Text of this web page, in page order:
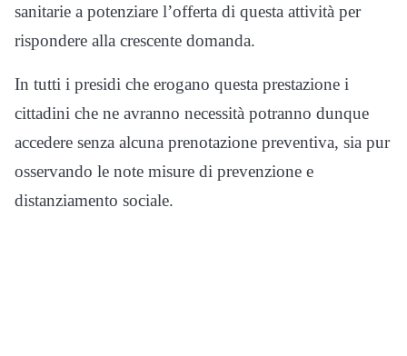
sanitarie a potenziare l’offerta di questa attività per
rispondere alla crescente domanda.
In tutti i presidi che erogano questa prestazione i
cittadini che ne avranno necessità potranno dunque
accedere senza alcuna prenotazione preventiva, sia pur
osservando le note misure di prevenzione e
distanziamento sociale.